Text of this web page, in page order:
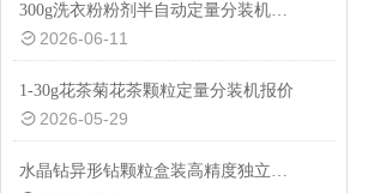
300g洗衣粉粉剂半自动定量分装机性价比高
2026-06-11
1-30g花茶菊花茶颗粒定量分装机报价
2026-05-29
水晶钻异形钻颗粒盒装高精度独立管下料定量分装机厂家定制